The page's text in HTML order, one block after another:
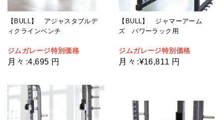
【BULL】 アジャスタブルデ
ィクラインベンチ
ジムガレージ特別価格
月々 :4,695 円
【BULL】 ジャマーアーム
ズ パワーラック用
ジムガレージ特別価格
月々 :¥16,811 円